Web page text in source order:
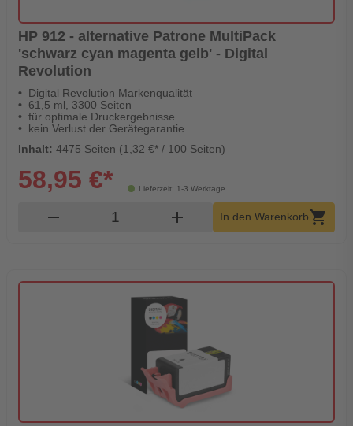
HP 912 - alternative Patrone MultiPack
'schwarz cyan magenta gelb' - Digital
Revolution
Digital Revolution Markenqualität
61,5 ml, 3300 Seiten
für optimale Druckergebnisse
kein Verlust der Gerätegarantie
Inhalt: 4475 Seiten (1,32 €* / 100 Seiten)
Lieferzeit: 1-3 Werktage
58,95 €*
remove Produkt Warenkorb Menge
add In den Warenkorbshopping_cart